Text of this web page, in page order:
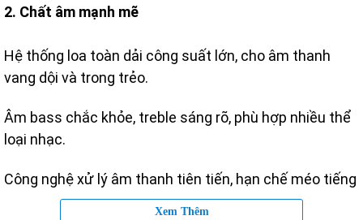
2. Chất âm mạnh mẽ
Hệ thống loa toàn dải công suất lớn, cho âm thanh
vang dội và trong trẻo.
Âm bass chắc khỏe, treble sáng rõ, phù hợp nhiều thể
loại nhạc.
Công nghệ xử lý âm thanh tiên tiến, hạn chế méo tiếng
khi mở âm lượng cao.
Xem Thêm